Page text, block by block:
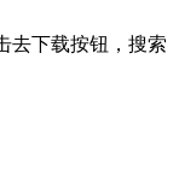
去下载按钮，搜索